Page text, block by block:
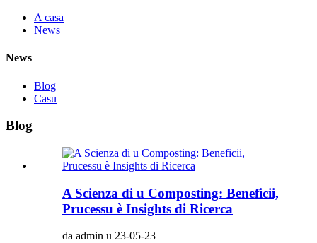
A casa
News
News
Blog
Casu
Blog
A Scienza di u Composting: Beneficii,
Prucessu è Insights di Ricerca
da admin u 23-05-23